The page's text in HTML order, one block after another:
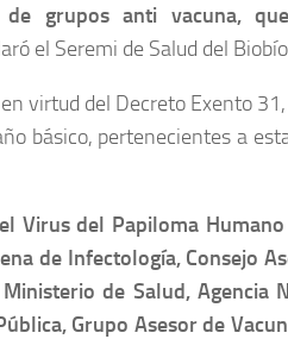
grupos anti vacuna,
el Seremi de Salud del
virtud del Decreto Exento
básico, pertenecientes a
Virus del Papiloma
de Infectología, Consejo
de Salud, Agencia
Grupo Asesor de